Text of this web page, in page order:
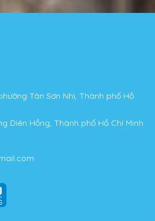
Tân Sơn Nhì, Thành phố Hồ
Diên Hồng, Thành phố Hồ Chí Minh